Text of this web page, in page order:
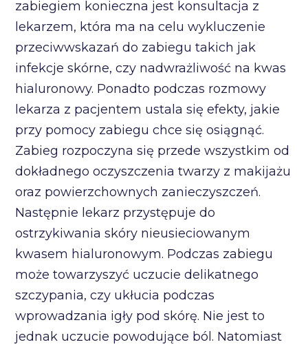
zabiegiem konieczna jest konsultacja z
lekarzem, która ma na celu wykluczenie
przeciwwskazań do zabiegu takich jak
infekcje skórne, czy nadwrażliwość na kwas
hialuronowy. Ponadto podczas rozmowy
lekarza z pacjentem ustala się efekty, jakie
przy pomocy zabiegu chce się osiągnąć.
Zabieg rozpoczyna się przede wszystkim od
dokładnego oczyszczenia twarzy z makijażu
oraz powierzchownych zanieczyszczeń.
Następnie lekarz przystępuje do
ostrzykiwania skóry nieusieciowanym
kwasem hialuronowym. Podczas zabiegu
może towarzyszyć uczucie delikatnego
szczypania, czy ukłucia podczas
wprowadzania igły pod skórę. Nie jest to
jednak uczucie powodujące ból. Natomiast